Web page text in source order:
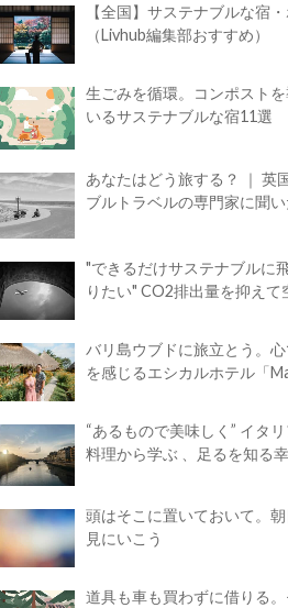
【全国】サステナブルな宿
（Livhub編集部おすすめ）
生ごみを循環。コンポスト
いるサステナブルな宿11選
あなたはどう旅する？ ｜ 英国サステナ
ブルトラベルの専門家に聞い
"できるだけサステナブルに
りたい" CO2排出量を抑えて
バリ島ウブドに旅立とう。心
を感じるエシカルホテル「
“あるもので美味しく” イタ
料理から学ぶ 、足るを知る
頭はそこに置いておいて。
見にいこう
道具も車も買わずに借りる